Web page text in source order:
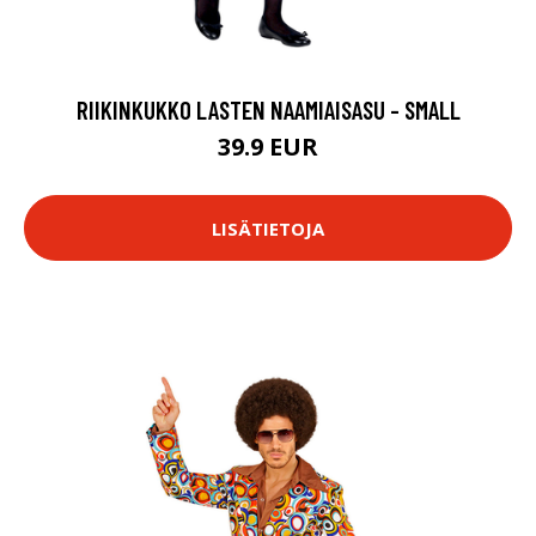
RIIKINKUKKO LASTEN NAAMIAISASU - SMALL
39.9 EUR
LISÄTIETOJA